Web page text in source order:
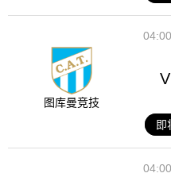
04:00
图库曼竞技
V
即
04:00